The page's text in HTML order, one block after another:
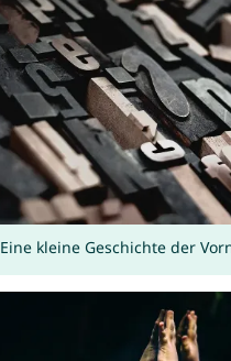
Eine kleine Geschichte der